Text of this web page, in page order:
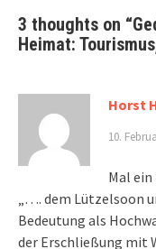
3 thoughts on “
Heimat:
Horst
10.
Mal ein
„…. dem Lützelsoon
Bedeutung als
der Erschließung mit